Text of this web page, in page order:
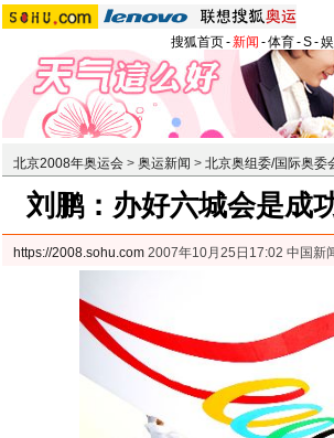
搜狐首页-新闻 -体育-S-
北京2008年奥运会 > 奥运新闻 > 北京奥组委/国际奥委
刘鹏：办好六城会是成
https://2008.sohu.com 2007年10月25日17:02 中国新